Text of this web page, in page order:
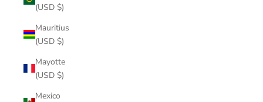
(USD $)
Mauritius
(USD $)
Mayotte
(USD $)
Mexico